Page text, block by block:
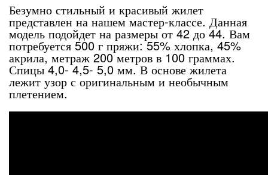
Безумно стильный и красивый жилет
представлен на нашем мастер-классе. Данная
модель подойдет на размеры от 42 до 44. Вам
потребуется 500 г пряжи: 55% хлопка, 45%
акрила, метраж 200 метров в 100 граммах.
Спицы 4,0- 4,5- 5,0 мм. В основе жилета
лежит узор с оригинальным и необычным
плетением.